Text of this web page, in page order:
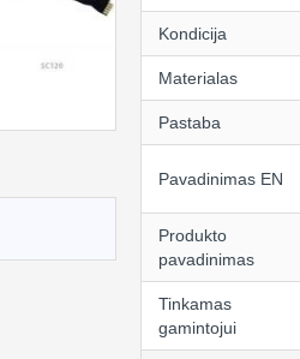
Kondicija
Materialas
Pastaba
Pavadinimas EN
Produkto
pavadinimas
Tinkamas
gamintojui